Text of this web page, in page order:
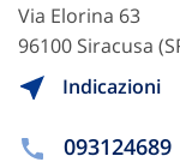
Via Elorina 63
96100 Siracusa
Indicazioni
093124689